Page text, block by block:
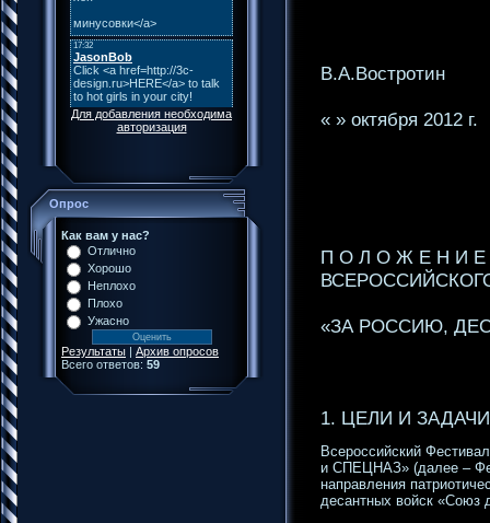
Для добавления необходима
авторизация
Опрос
Как вам у нас?
Отлично
Хорошо
Неплохо
Плохо
Ужасно
Результаты | Архив опросов
Всего ответов: 59
В.А.Востротин
« » октября 2012 г.
П О Л О Ж Е Н И Е
«ЗА РОССИЮ,
1. ЦЕЛИ И
Всероссийский
и СПЕЦНАЗ» (далее –
направления
десантных войск «Союз